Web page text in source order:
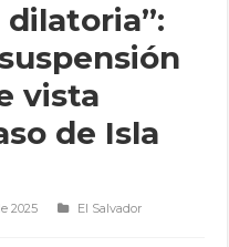
dilatoria”:
vista
de Isla
2025
El Salvador